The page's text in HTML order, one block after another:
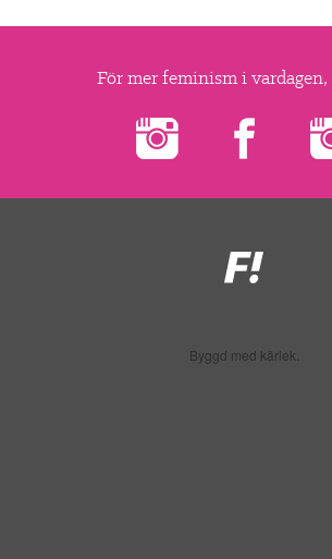
FÖR MEDLEMMAR
NYHETER
För mer feminism i vardagen,
Feministiskt
initiativ
Byggd med kärlek.